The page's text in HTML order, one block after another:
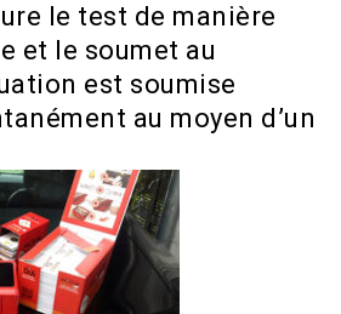
le test de manière
et le soumet au
est soumise
au moyen d’un